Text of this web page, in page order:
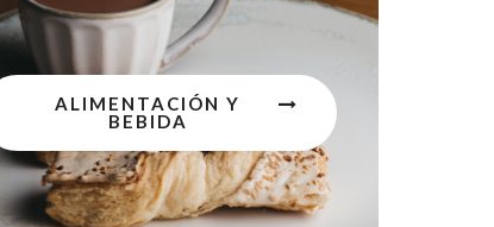
ALIMENTACIÓN Y
BEBIDA